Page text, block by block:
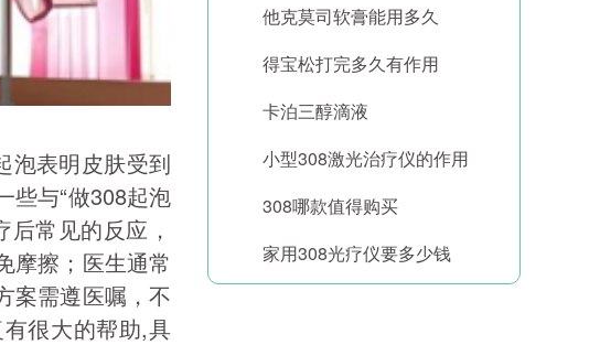
泡表明皮肤受到
些与“做308起泡
常见的反应，
摩擦；医生通常
案需遵医嘱，不
很大的帮助,具
他克莫司软膏能用多久
得宝松打完多久有作用
卡泊三醇滴液
小型308激光治疗仪的作用
308哪款值得购买
家用308光疗仪要多少钱